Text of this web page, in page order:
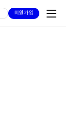
회원가입